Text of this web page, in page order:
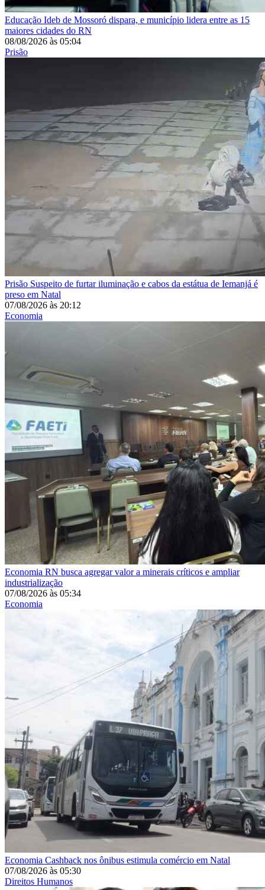
Educação Ideb de Mossoró dispara, e município lidera entre as 15
maiores cidades do RN
08/08/2026 às 05:04
Prisão
Prisão Suspeito de furtar iluminação e cabos da estátua de Iemanjá é
preso em Natal
07/08/2026 às 20:12
Economia
Economia RN busca agregar valor a minerais críticos e ampliar
industrialização
07/08/2026 às 05:34
Economia
Economia Cashback nos ônibus estimula comércio em Natal
07/08/2026 às 05:30
Direitos Humanos